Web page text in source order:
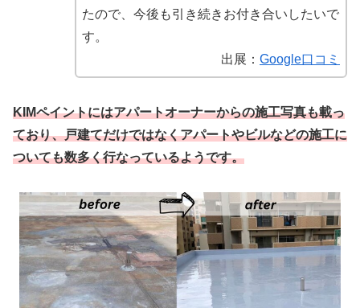
たので、今後も引き続きお付き合いしたいで
す。
出展： Google口コミ
KIMペイントにはアパートオーナーからの施工写真も載っ
ており、戸建てだけではなくアパートやビルなどの施工に
ついても数多く行なっているようです。